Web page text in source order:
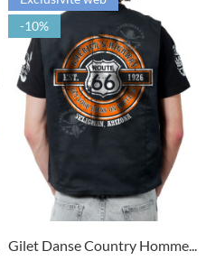
Gilet Danse Country Homme...
-10%